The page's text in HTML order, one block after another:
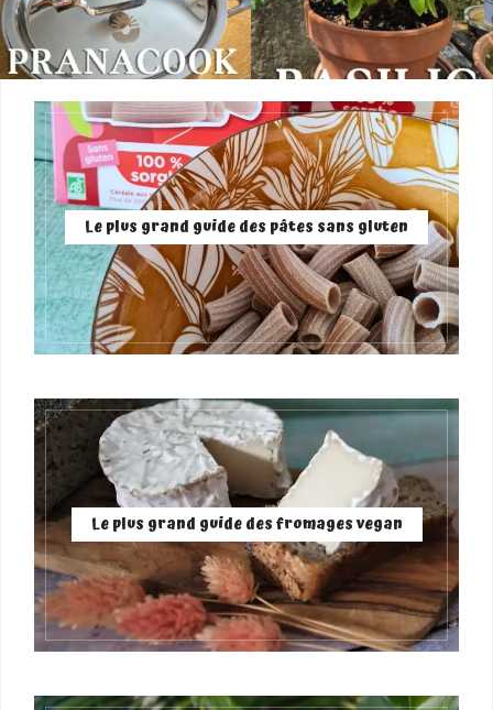
Le plus grand guide des pâtes sans gluten
Le plus grand guide des fromages vegan